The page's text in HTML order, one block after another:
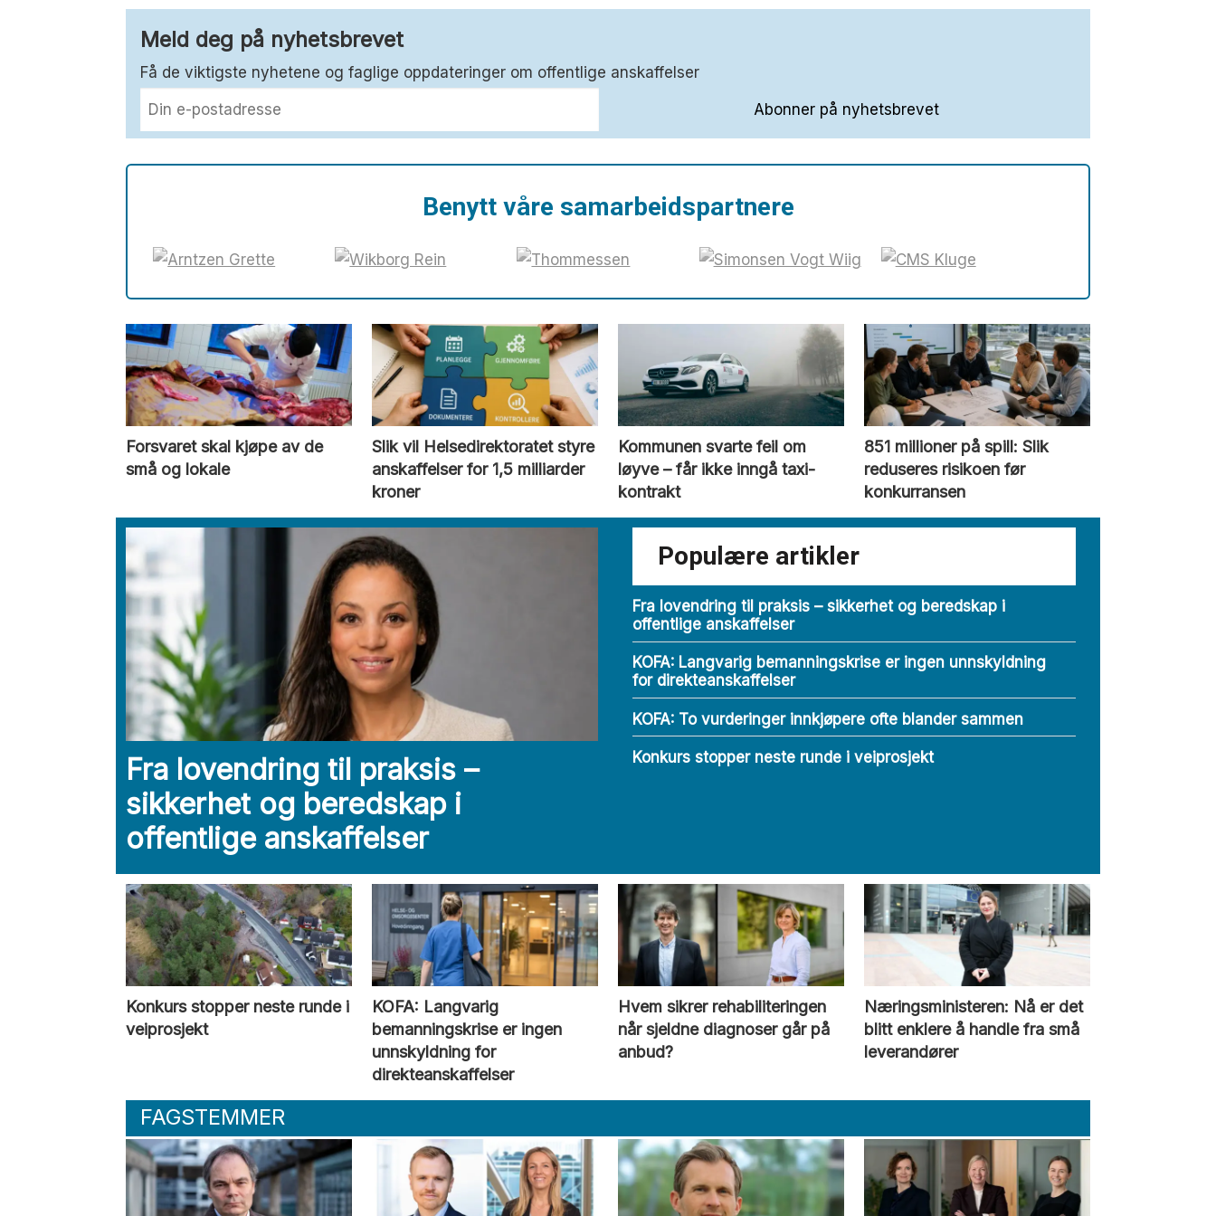
Meld deg på nyhetsbrevet
Få de viktigste nyhetene og faglige oppdateringer om offentlige anskaffelser
Benytt våre samarbeidspartnere
Forsvaret skal kjøpe av de
små og lokale
Slik vil Helsedirektoratet styre
anskaffelser for 1,5 milliarder
kroner
Kommunen svarte feil om
løyve – får ikke inngå taxi­
kontrakt
851 millioner på spill: Slik
reduseres risikoen før
konkurransen
Fra lovendring til praksis –
sikkerhet og beredskap i
offentlige anskaffelser
Populære artikler
Fra lovendring til praksis – sikkerhet og beredskap i
offentlige anskaffelser
KOFA: Langvarig bemanningskrise er ingen unnskyldning
for direkteanskaffelser
KOFA: To vurderinger innkjøpere ofte blander sammen
Konkurs stopper neste runde i veiprosjekt
Konkurs stopper neste runde i
veiprosjekt
KOFA: Langvarig
bemanningskrise er ingen
unnskyldning for
direkteanskaffelser
Hvem sikrer rehabiliteringen
når sjeldne diagnoser går på
anbud?
Næringsministeren: Nå er det
blitt enklere å handle fra små
leverandører
FAGSTEMMER